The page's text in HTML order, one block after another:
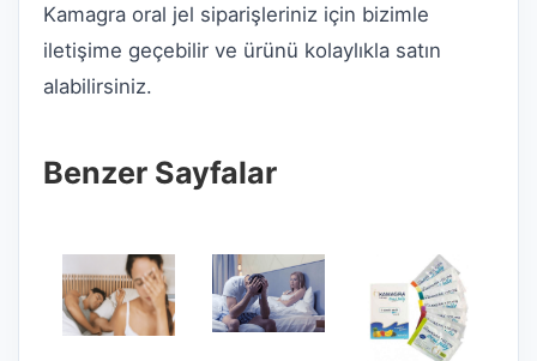
Kamagra oral jel siparişleriniz için bizimle
iletişime geçebilir ve ürünü kolaylıkla satın
alabilirsiniz.
Benzer Sayfalar